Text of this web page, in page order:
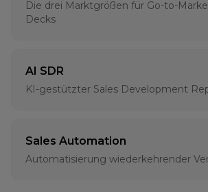
Die drei Marktgrößen für Go-to-
Decks
AI SDR
KI-gestützter Sales Development
Sales Automation
Automatisierung wiederkehrender